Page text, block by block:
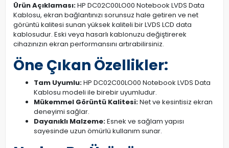
Ürün Açıklaması:HP DC02C00LO00 Notebook LVDS Data
Kablosu, ekran bağlantınızı sorunsuz hale getiren ve net
görüntü kalitesi sunan yüksek kaliteli bir LVDS LCD data
kablosudur. Eski veya hasarlı kablonuzu değiştirerek
cihazınızın ekran performansını artırabilirsiniz.
Öne Çıkan Özellikler:
Tam Uyumlu:HP DC02C00LO00 Notebook LVDS Data
Kablosu modeli ile birebir uyumludur.
Mükemmel Görüntü Kalitesi:Net ve kesintisiz ekran
deneyimi sağlar.
Dayanıklı Malzeme:Esnek ve sağlam yapısı
sayesinde uzun ömürlü kullanım sunar.